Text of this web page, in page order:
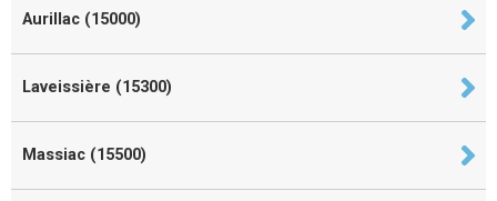
Aurillac (15000)
Laveissière (15300)
Massiac (15500)